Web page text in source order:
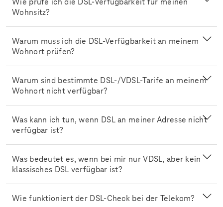
Wohnsitz?
Warum muss ich die DSL-Verfügbarkeit an meinem
Wohnort prüfen?
Warum sind bestimmte DSL-/VDSL-Tarife an meinem
Wohnort nicht verfügbar?
Was kann ich tun, wenn DSL an meiner Adresse nicht
verfügbar ist?
Was bedeutet es, wenn bei mir nur VDSL, aber kein
klassisches DSL verfügbar ist?
Wie funktioniert der DSL-Check bei der Telekom?